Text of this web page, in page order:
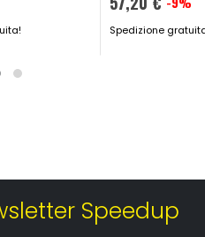
Prezzo
speciale
Spedizione
Speedup